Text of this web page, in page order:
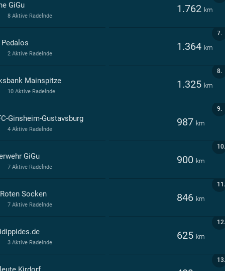
GiGu 1.762 km
8 Aktive Radelnde
7.
1.364 km
2 Aktive Radelnde
8.
Mainspitze 1.325 km
10 Aktive Radelnde
9.
Ginsheim-Gustavsburg 987 km
4 Aktive Radelnde
10.
GiGu 900 km
7 Aktive Radelnde
11.
Socken 846 km
7 Aktive Radelnde
12.
625 km
3 Aktive Radelnde
13.